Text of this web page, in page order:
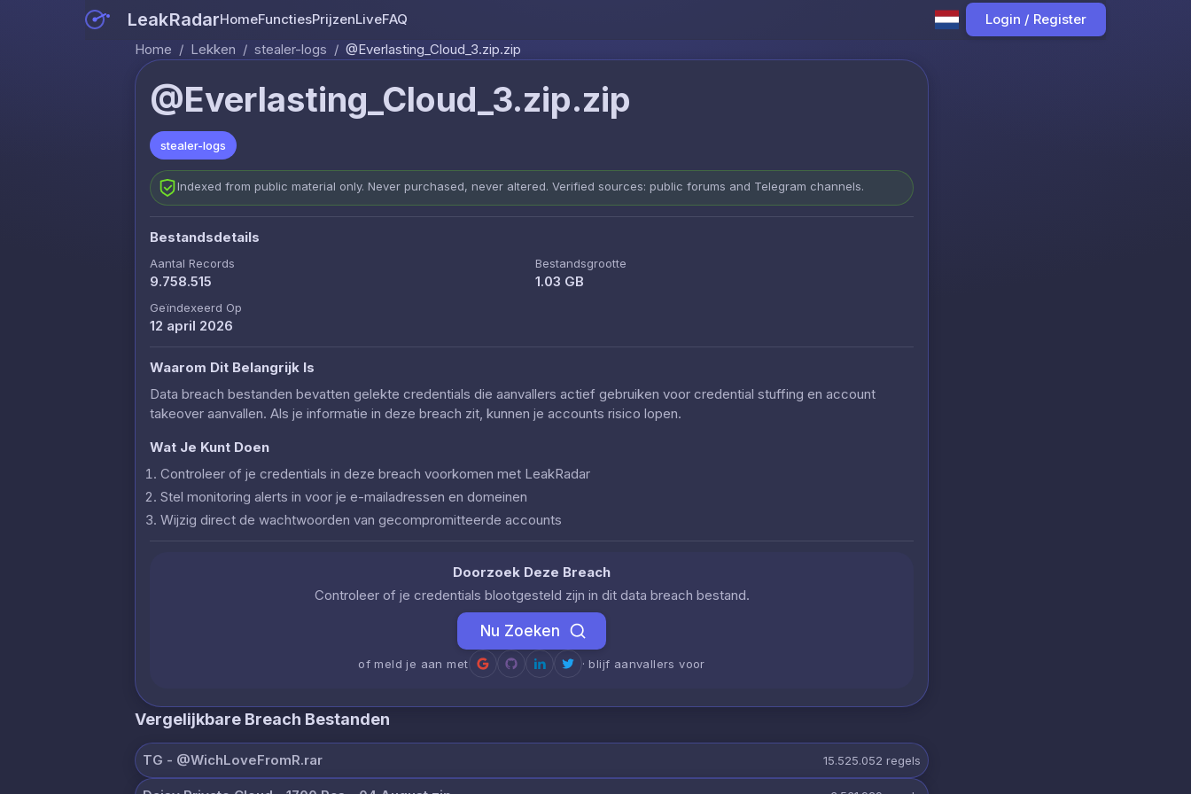
LeakRadarHomeFunctiesPrijzenLiveFAQ
Login / Register
Home / Lekken / stealer-logs / @Everlasting_Cloud_3.zip.zip
@Everlasting_Cloud_3.zip.zip
stealer-logs
Indexed from public material only. Never purchased, never altered. Verified sources: public forums and Telegram channels.
Bestandsdetails
Aantal Records
9.758.515
Bestandsgrootte
1.03 GB
Geïndexeerd Op
12 april 2026
Waarom Dit Belangrijk Is
Data breach bestanden bevatten gelekte credentials die aanvallers actief gebruiken voor credential stuffing en account
takeover aanvallen. Als je informatie in deze breach zit, kunnen je accounts risico lopen.
Wat Je Kunt Doen
Controleer of je credentials in deze breach voorkomen met LeakRadar
Stel monitoring alerts in voor je e-mailadressen en domeinen
Wijzig direct de wachtwoorden van gecompromitteerde accounts
Doorzoek Deze Breach
Controleer of je credentials blootgesteld zijn in dit data breach bestand.
Nu Zoeken
of meld je aan met · blijf aanvallers voor
Vergelijkbare Breach Bestanden
ТG - @WichLoveFromR.rar 15.525.052 regels